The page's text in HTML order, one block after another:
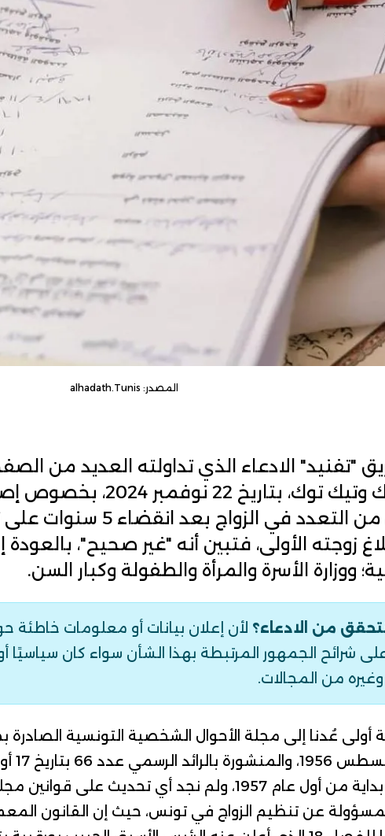
المصدر: alhadath.Tunis
"تفنيد" الادعاء الذي تداولته العديد من
فيسبوك وتيك توك، بتاريخ
أي رجل من التعدد في
زوجته الأولى، فتبين أنه "غير صحيح"،
ووزارة الأسرة والمرأة والطفولة وكبار السن.
من الادعاء؟ لأن إعلان بيانات أو معلومات خاطئة
شرائح الجمهور المرتبطة بهذا الشأن سواء كان سياسيًا أو
وغيره من المجالات.
أولى عُدنا إلى مجلة الأحوال الشخصية التونسية الصادرة
التطبيق بداية من أول عام 1957، ولم نجد أي تحديث
عن تنظيم الزواج في تونس، حيث إن القانون